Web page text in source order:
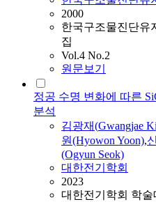
2000
한국구조물진단유
집
Vol.4 No.2
원문보기
정공 수명 변화에 따른
분석
김광재(Gwangjae
원(Hyowon Yoon),
(Ogyun Seok)
대한전기학회
2023
대한전기학회 학술